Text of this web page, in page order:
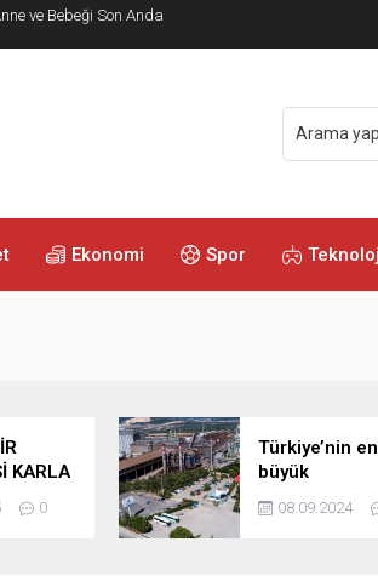
Ekonomi Spor
KARLA
TÜM
0
Türkiye’nin en
büyük
olan
08.09.2024